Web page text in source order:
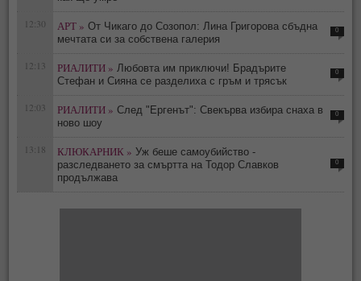
12:30 АРТ » От Чикаго до Созопол: Лина Григорова сбъдна
мечтата си за собствена галерия
0
12:13 РИАЛИТИ » Любовта им приключи! Брадърите
Стефан и Сияна се разделиха с гръм и трясък
0
12:03 РИАЛИТИ » След "Ергенът": Свекърва избира снаха в
ново шоу
0
13:18 КЛЮКАРНИК » Уж беше самоубийство -
разследването за смъртта на Тодор Славков
продължава
0